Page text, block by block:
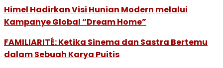
Himel Hadirkan Visi Hunian Modern melalui
Kampanye Global “Dream Home”
FAMILIARITÉ: Ketika Sinema dan Sastra Bertemu
dalam Sebuah Karya Puitis